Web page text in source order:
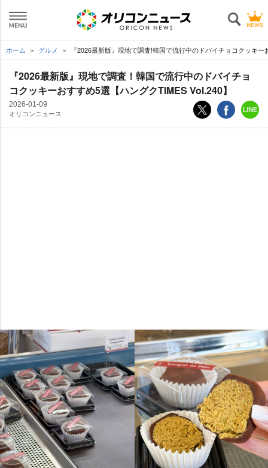
ホーム グルメ 『2026最新版』現地で調査!韓国で流行中のドバイチョコクッキ
『2026最新版』現地で調査！韓国で流行中のドバイチョ
コクッキーおすすめ5選【ハングクTIMES Vol.240】
2026-01-09
オリコンニュース